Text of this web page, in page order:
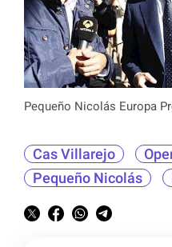
Pequeño Nicolás Europa
Cas Villarejo
Pequeño Nicolás